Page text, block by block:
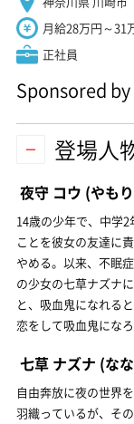
月給28万円～31
正社員
Sponsored by
登場人
夜守 コウ (やも
14歳の少年で、中学
ことを彼女の友達に
やめる。以来、不眠
の少女の七草ナズナ
と、吸血鬼になれる
恋をして吸血鬼にな
七草 ナズナ (な
自由奔放に夜の世界
羽織っているが、そ